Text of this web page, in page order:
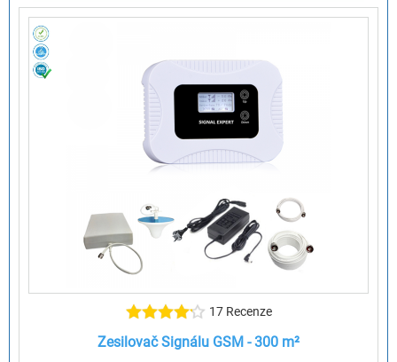
17 Recenze
Zesilovač Signálu GSM - 300 m²